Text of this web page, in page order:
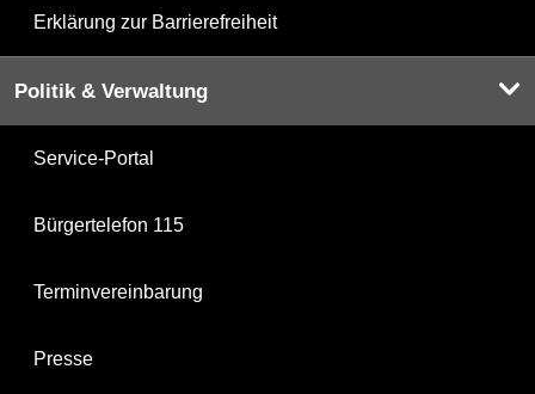
Erklärung zur Barrierefreiheit
Politik & Verwaltung
Service-Portal
Bürgertelefon 115
Terminvereinbarung
Presse